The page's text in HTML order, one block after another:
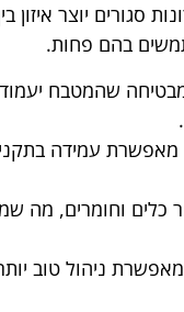
סגורים יוצר איזון
בהם פחות.
שהמטבח
עמידה
וחומרים, מה
ניהול טוב